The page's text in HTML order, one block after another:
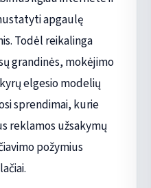
apgaulę
Todėl reikalinga
grandinės, mokėjimo
elgesio modelių
sprendimai, kurie
reklamos užsakymų
požymius